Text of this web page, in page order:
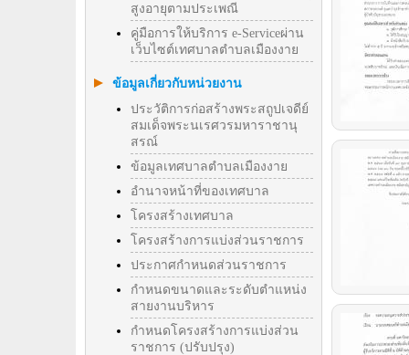
สูงอายุตามประเพณี
คู่มือการให้บริการ e-Serviceผ่าน
เว็บไซต์เทศบาลตำบลเมืองงาย
ข้อมูลเกี่ยวกับหน่วยงาน
ประวัติการก่อสร้างพระสถูปเจดีย์
สมเด็จพระนเรศวรมหาราชานุ
สรณ์
ข้อมูลเทศบาลตำบลเมืองงาย
อำนาจหน้าที่ของเทศบาล
โครงสร้างเทศบาล
โครงสร้างการแบ่งส่วนราชการ
ประกาศกำหนดส่วนราชการ
กำหนดขนาดและระดับตำแหน่ง
สายงานบริหาร
กำหนดโครงสร้างการแบ่งส่วน
ราชการ (ปรับปรุง)